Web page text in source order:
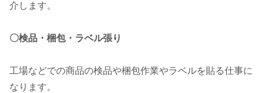
介します。
〇検品・梱包・ラベル張り
工場などでの商品の検品や梱包作業やラベルを貼る仕事に
なります。